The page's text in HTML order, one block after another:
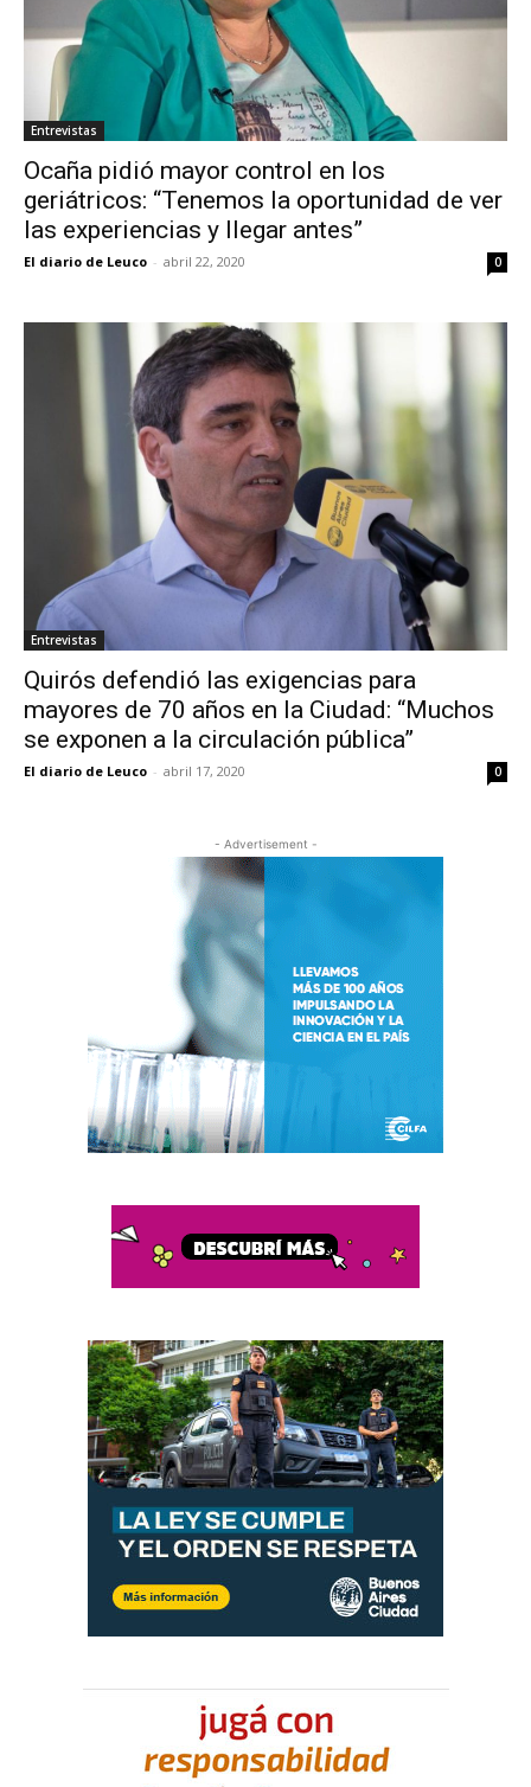
Entrevistas
Ocaña pidió mayor control en los
geriátricos: “Tenemos la oportunidad de ver
las experiencias y llegar antes”
El diario de Leuco - abril 22, 2020 0
Entrevistas
Quirós defendió las exigencias para
mayores de 70 años en la Ciudad: “Muchos
se exponen a la circulación pública”
El diario de Leuco - abril 17, 2020 0
- Advertisement -